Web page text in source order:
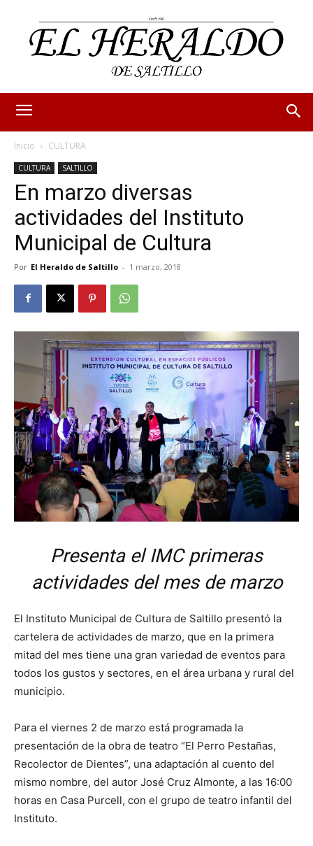
Inicio CULTURA
CULTURA SALTILLO
En marzo diversas
actividades del Instituto
Municipal de Cultura
Por El Heraldo de Saltillo - 1 marzo, 2018
Presenta el IMC primeras
actividades del mes de marzo
El Instituto Municipal de Cultura de Saltillo presentó la
cartelera de actividades de marzo, que en la primera
mitad del mes tiene una gran variedad de eventos para
todos los gustos y sectores, en el área urbana y rural del
municipio.
Para el viernes 2 de marzo está programada la
presentación de la obra de teatro “El Perro Pestañas,
Recolector de Dientes”, una adaptación al cuento del
mismo nombre, del autor José Cruz Almonte, a las 16:00
horas en Casa Purcell, con el grupo de teatro infantil del
Instituto.